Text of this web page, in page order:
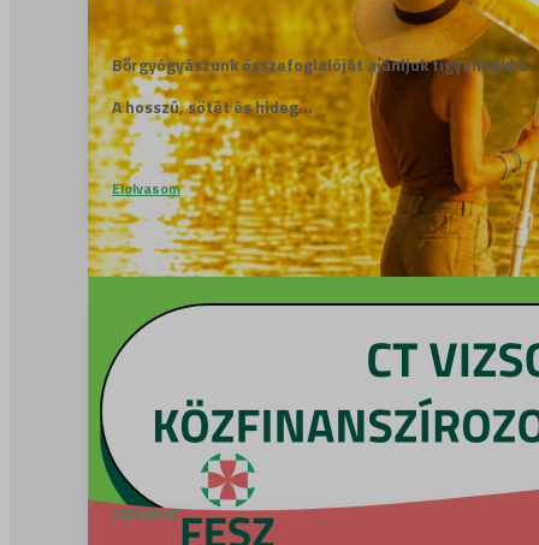
Bőrgyógyászunk összefoglalóját ajánljuk figyelmükbe.
A hosszú, sötét és hideg...
Elolvasom
2026-06-03